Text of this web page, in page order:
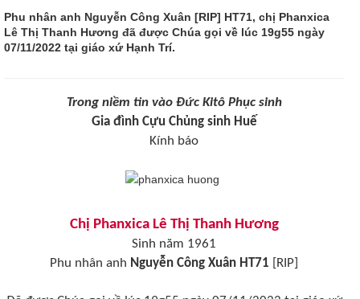
Phu nhân anh Nguyễn Công Xuân [RIP] HT71, chị Phanxica
Lê Thị Thanh Hương đã được Chúa gọi về lúc 19g55 ngày
07/11/2022 tại giáo xứ Hạnh Trí.
Trong niềm tin vào Đức Kitô Phục sinh
Gia đình Cựu Chủng sinh Huế
Kính báo
Chị Phanxica Lê Thị Thanh Hương
Sinh năm 1961
Phu nhân anh Nguyễn Công Xuân HT71 [RIP]